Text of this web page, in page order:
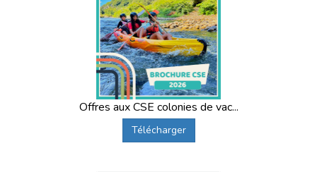
Offres aux CSE colonies de vac...
Télécharger